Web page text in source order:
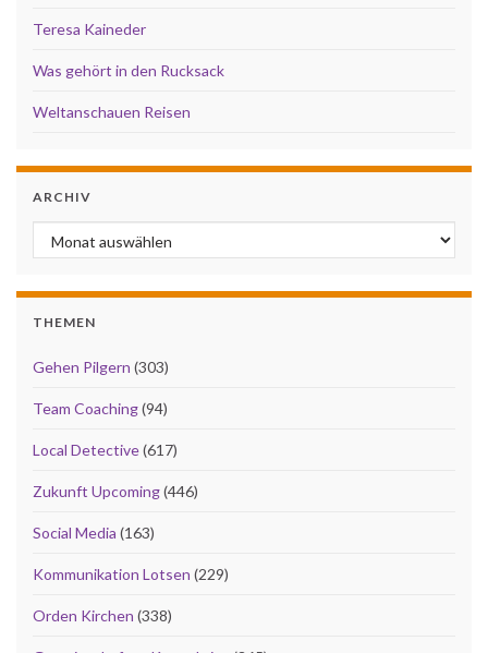
Teresa Kaineder
Was gehört in den Rucksack
Weltanschauen Reisen
ARCHIV
Archiv
THEMEN
Gehen Pilgern (303)
Team Coaching(94)
Local Detective(617)
Zukunft Upcoming(446)
Social Media (163)
Kommunikation Lotsen (229)
Orden Kirchen (338)